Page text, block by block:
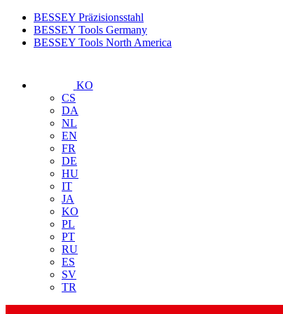
BESSEY Präzisionsstahl
BESSEY Tools Germany
BESSEY Tools North America
KO
CS
DA
NL
EN
FR
DE
HU
IT
JA
KO
PL
PT
RU
ES
SV
TR